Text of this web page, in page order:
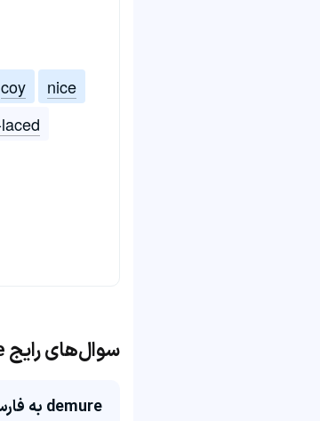
coy
nice
سوال‌های رایج demure
demure به فارسی یعنی چه؟